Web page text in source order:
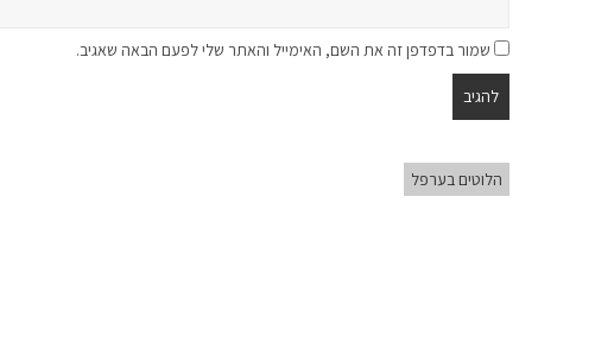
שמור בדפדפן זה את השם, האימייל והאתר שלי לפעם הבאה שאגיב.
הלוטים בערפל